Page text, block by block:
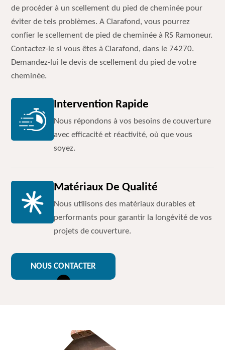
de procéder à un scellement du pied de cheminée pour
éviter de tels problèmes. A Clarafond, vous pourrez
confier le scellement de pied de cheminée à RS Ramoneur.
Contactez-le si vous êtes à Clarafond, dans le 74270.
Demandez-lui le devis de scellement du pied de votre
cheminée.
Intervention Rapide
Nous répondons à vos besoins de couverture
avec efficacité et réactivité, où que vous
soyez.
Matériaux De Qualité
Nous utilisons des matériaux durables et
performants pour garantir la longévité de vos
projets de couverture.
NOUS CONTACTER